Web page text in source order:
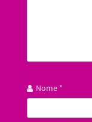
Nome *